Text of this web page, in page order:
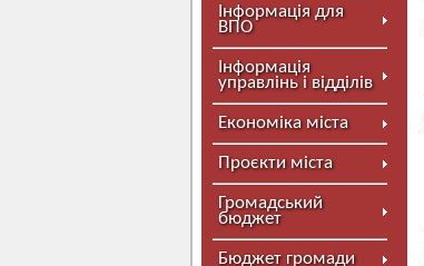
Інформація для
ВПО
Інформація
управлінь і відділів
Економіка міста
Проєкти міста
Громадський
бюджет
Бюджет громади